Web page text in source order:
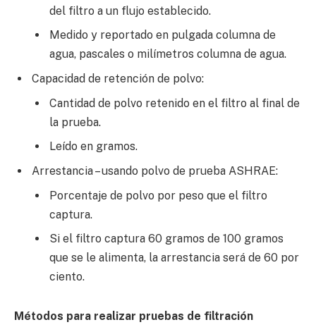
del filtro a un flujo establecido.
Medido y reportado en pulgada columna de
agua, pascales o milímetros columna de agua.
Capacidad de retención de polvo:
Cantidad de polvo retenido en el filtro al final de
la prueba.
Leído en gramos.
Arrestancia – usando polvo de prueba ASHRAE:
Porcentaje de polvo por peso que el filtro
captura.
Si el filtro captura 60 gramos de 100 gramos
que se le alimenta, la arrestancia será de 60 por
ciento.
Métodos para realizar pruebas de filtración